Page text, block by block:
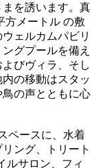
を誘います。真
方メートル の敷
ェルカムパビリ
グプールを備え
びヴィラ、そし
の移動はスタッ
の声とともに心
ペースに、水着
ング、トリート
ルサロン、フィ